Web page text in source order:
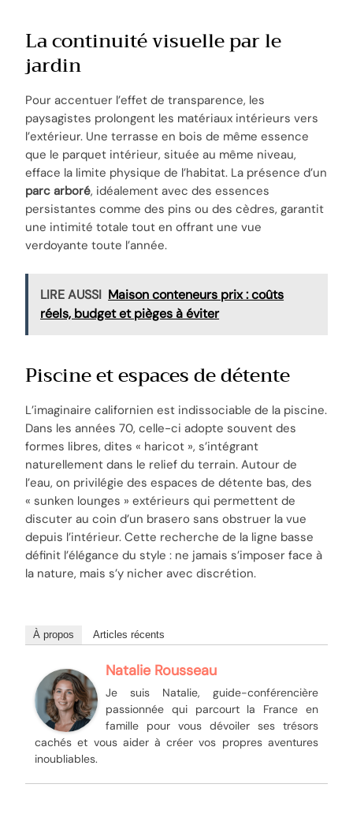
La continuité visuelle par le
jardin
Pour accentuer l’effet de transparence, les
paysagistes prolongent les matériaux intérieurs vers
l’extérieur. Une terrasse en bois de même essence
que le parquet intérieur, située au même niveau,
efface la limite physique de l’habitat. La présence d’un
parc arboré, idéalement avec des essences
persistantes comme des pins ou des cèdres, garantit
une intimité totale tout en offrant une vue
verdoyante toute l’année.
LIRE AUSSI Maison conteneurs prix : coûts
réels, budget et pièges à éviter
Piscine et espaces de détente
L’imaginaire californien est indissociable de la piscine.
Dans les années 70, celle-ci adopte souvent des
formes libres, dites « haricot », s’intégrant
naturellement dans le relief du terrain. Autour de
l’eau, on privilégie des espaces de détente bas, des
« sunken lounges » extérieurs qui permettent de
discuter au coin d’un brasero sans obstruer la vue
depuis l’intérieur. Cette recherche de la ligne basse
définit l’élégance du style : ne jamais s’imposer face à
la nature, mais s’y nicher avec discrétion.
À propos Articles récents
Natalie Rousseau
Je suis Natalie, guide-conférencière
passionnée qui parcourt la France en
famille pour vous dévoiler ses trésors
cachés et vous aider à créer vos propres aventures
inoubliables.